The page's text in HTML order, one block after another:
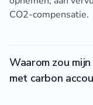
CO2-compensatie.
Waarom zou
met carbon